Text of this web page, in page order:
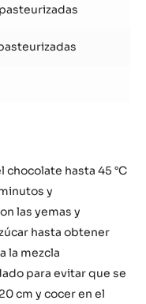
hasta 45 °C
y
las yemas y
hasta obtener
la mezcla
para evitar que se
cm y cocer en el